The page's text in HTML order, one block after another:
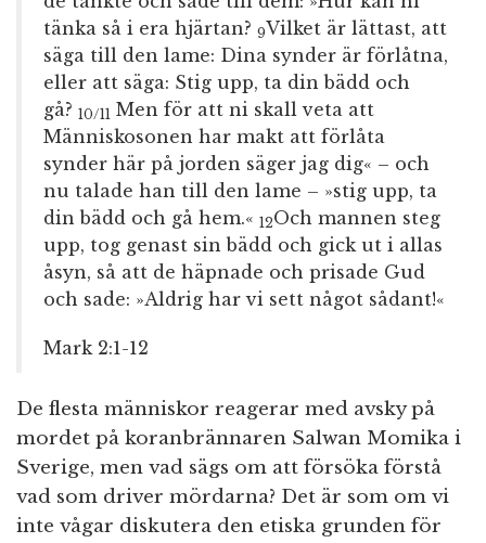
tänka så i era hjärtan? 9Vilket är lättast, att
säga till den lame: Dina synder är förlåtna,
eller att säga: Stig upp, ta din bädd och
gå? 10/11 Men för att ni skall veta att
Människosonen har makt att förlåta
synder här på jorden säger jag dig« – och
nu talade han till den lame – »stig upp, ta
din bädd och gå hem.« 12Och mannen steg
upp, tog genast sin bädd och gick ut i allas
åsyn, så att de häpnade och prisade Gud
och sade: »Aldrig har vi sett något sådant!«
Mark 2:1-12
De flesta människor reagerar med avsky på
mordet på koranbrännaren Salwan Momika i
Sverige, men vad sägs om att försöka förstå
vad som driver mördarna? Det är som om vi
inte vågar diskutera den etiska grunden för